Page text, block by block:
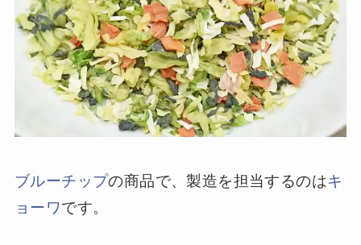
ブルーチップの商品で、製造を担当するのはキ
ョーワです。